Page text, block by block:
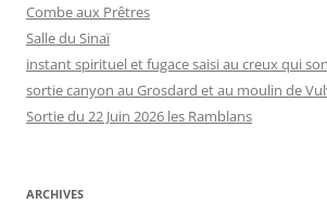
Combe aux Prêtres
Salle du Sinaï
instant spirituel et fugace saisi au creux qui
sortie canyon au Grosdard et au moulin de
Sortie du 22 Juin 2026 les Ramblans
ARCHIVES